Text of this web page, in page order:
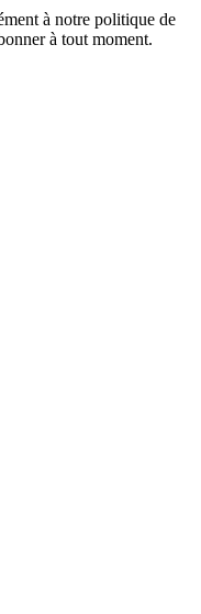
à notre politique de
à tout moment.